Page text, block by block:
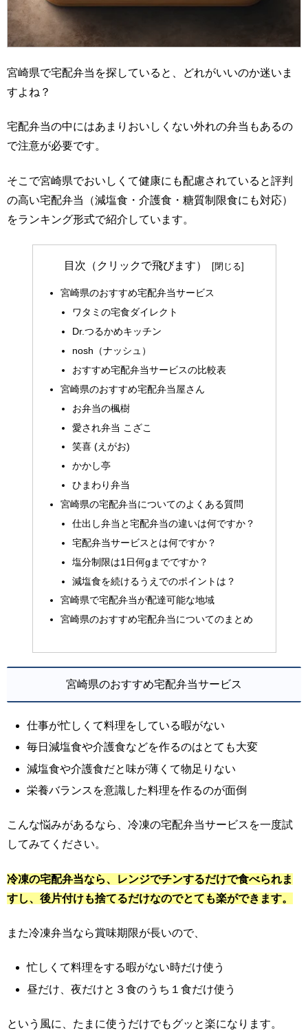
宮崎県で宅配弁当を探していると、どれがいいのか迷いま
すよね？
宅配弁当の中にはあまりおいしくない外れの弁当もあるの
で注意が必要です。
そこで宮崎県でおいしくて健康にも配慮されていると評判
の高い宅配弁当（減塩食・介護食・糖質制限食にも対応）
をランキング形式で紹介しています。
目次（クリックで飛びます）
宮崎県のおすすめ宅配弁当サービス
ワタミの宅食ダイレクト
Dr.つるかめキッチン
nosh（ナッシュ）
おすすめ宅配弁当サービスの比較表
宮崎県のおすすめ宅配弁当屋さん
お弁当の楓樹
愛され弁当 こざこ
笑喜 (えがお)
かかし亭
ひまわり弁当
宮崎県の宅配弁当についてのよくある質問
仕出し弁当と宅配弁当の違いは何ですか？
宅配弁当サービスとは何ですか？
塩分制限は1日何gまでですか？
減塩食を続けるうえでのポイントは？
宮崎県で宅配弁当が配達可能な地域
宮崎県のおすすめ宅配弁当についてのまとめ
宮崎県のおすすめ宅配弁当サービス
仕事が忙しくて料理をしている暇がない
毎日減塩食や介護食などを作るのはとても大変
減塩食や介護食だと味が薄くて物足りない
栄養バランスを意識した料理を作るのが面倒
こんな悩みがあるなら、冷凍の宅配弁当サービスを一度試
してみてください。
冷凍の宅配弁当なら、レンジでチンするだけで食べられま
すし、後片付けも捨てるだけなのでとても楽ができます。
また冷凍弁当なら賞味期限が長いので、
忙しくて料理をする暇がない時だけ使う
昼だけ、夜だけと３食のうち１食だけ使う
という風に、たまに使うだけでもグッと楽になります。